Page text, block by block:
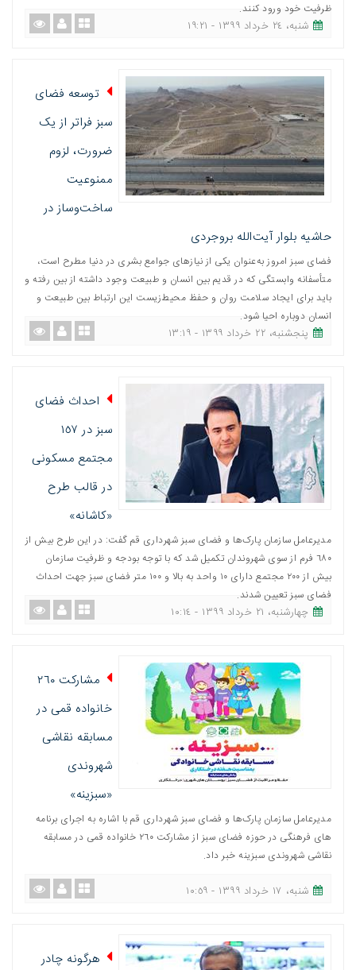
ظرفیت خود ورود کنند.
شنبه، ٢٤ خرداد ١٣٩٩ - ١٩:٢١
توسعه فضای
سبز فراتر از یک
ضرورت، لزوم
ممنوعیت
ساخت‌وساز در
حاشیه بلوار آیت‌الله بروجردی
فضای سبز امروز به‌عنوان یکی از نیازهای جوامع بشری در دنیا مطرح است،
متأسفانه وابستگی که در قدیم بین انسان و طبیعت وجود داشته از بین رفته و
باید برای ایجاد سلامت روان و حفظ محیط‌زیست این ارتباط بین طبیعت و
انسان دوباره احیا شود.
پنجشنبه، ٢٢ خرداد ١٣٩٩ - ١٣:١٩
احداث فضای
سبز در ١٥٧
مجتمع مسکونی
در قالب طرح
«کاشانه»
مدیرعامل سازمان پارک‌ها و فضای سبز شهرداری قم گفت: در این طرح بیش از
٦٨٠ فرم از سوی شهروندان تکمیل شد که با توجه بودجه و ظرفیت سازمان
بیش از ٢٠٠ مجتمع دارای ١٠ واحد به بالا و ١٠٠ متر فضای سبز جهت احداث
فضای سبز تعیین شدند.
چهارشنبه، ٢١ خرداد ١٣٩٩ - ١٠:١٤
مشارکت ٢٦٠
خانواده قمی در
مسابقه نقاشی
شهروندی
«سبزینه»
مدیرعامل سازمان پارک‌ها و فضای سبز شهرداری قم با اشاره به اجرای برنامه
های فرهنگی در حوزه فضای سبز از مشارکت ٢٦٠ خانواده قمی در مسابقه
نقاشی شهروندی سبزینه خبر داد.
شنبه، ١٧ خرداد ١٣٩٩ - ١٠:٥٩
هرگونه چادر